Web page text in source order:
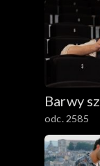
Barwy
odc. 2585